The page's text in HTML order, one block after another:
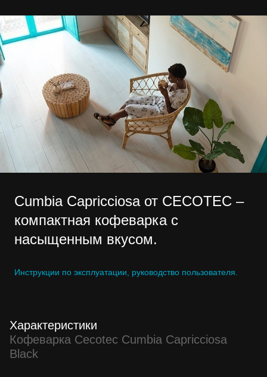
Cumbia Capricciosa от CECOTEC –
компактная кофеварка с
насыщенным вкусом.
Инструкции по эксплуатации, руководство пользователя.
Характеристики
Кофеварка Cecotec Cumbia Capricciosa
Black